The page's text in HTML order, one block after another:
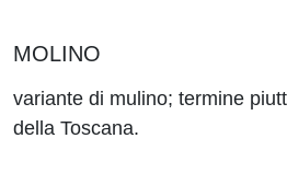
MOLINO
variante di mulino; termine
della Toscana.